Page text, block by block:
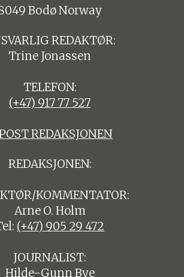
Bodø Norway
REDAKTØR:
Trine Jonassen
TELEFON:
(+47) 917 77 527
REDAKSJONEN
REDAKSJONEN:
KOMMENTATOR:
Arne O. Holm
(+47) 905 29 472
JOURNALIST:
Hilde-Gunn Bye